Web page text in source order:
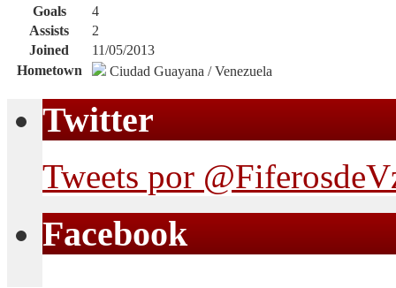
Goals
4
Assists
2
Joined
11/05/2013
Hometown
Ciudad Guayana / Venezuela
Twitter
Tweets por
Facebook